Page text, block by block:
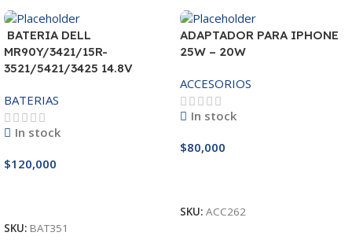
BATERIA DELL
MR90Y/3421/15R-
3521/5421/3425 14.8V
BATERIAS
In stock
$120,000
SKU: BAT351
ADAPTADOR PARA IPHONE
25W – 20W
ACCESORIOS
In stock
$80,000
SKU: ACC262